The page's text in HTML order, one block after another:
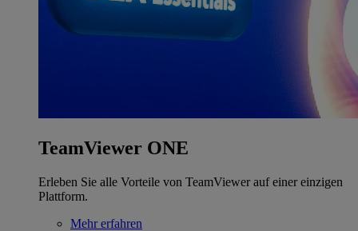
TeamViewer ONE
Erleben Sie alle Vorteile von TeamViewer auf einer einzigen
Plattform.
Mehr erfahren